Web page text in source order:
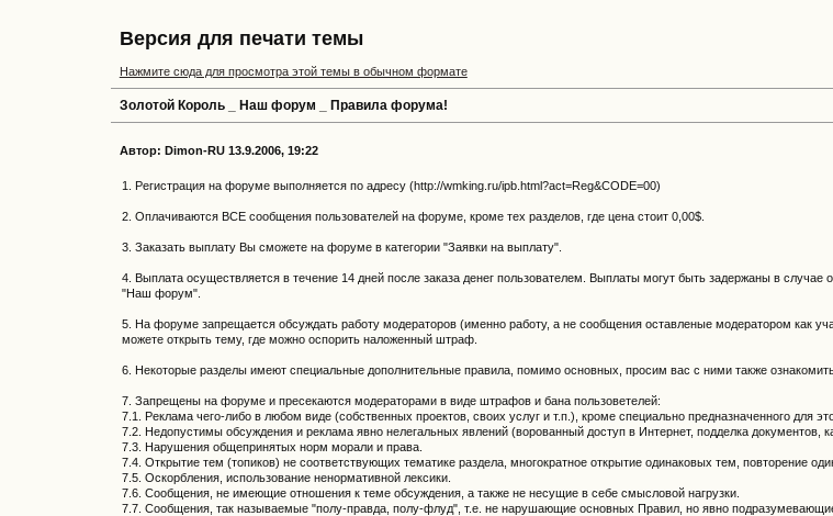
Версия для печати темы
Нажмите сюда для просмотра этой темы в обычном формате
Золотой Король _ Наш форум _ Правила форума!
Автор: Dimon-RU 13.9.2006, 19:22
1. Регистрация на форуме выполняется по адресу (http://wmking.ru/ipb.html?act=Reg&CODE=00)
2. Оплачиваются ВСЕ сообщения пользователей на форуме, кроме тех разделов, где цена стоит 0,00$.
3. Заказать выплату Вы сможете на форуме в категории "Заявки на выплату".
4. Выплата осуществляется в течение 14 дней после заказа денег пользователем. Выплаты могут быть задержаны в
"Наш форум".
5. На форуме запрещается обсуждать работу модераторов (именно работу, а не сообщения оставленые модератором как
можете открыть тему, где можно оспорить наложенный штраф.
6. Некоторые разделы имеют специальные дополнительные правила, помимо основных, просим вас с ними также
7. Запрещены на форуме и пресекаются модераторами в виде штрафов и бана пользоветелей:
7.1. Реклама чего-либо в любом виде (собственных проектов, своих услуг и т.п.), кроме специально предназначенного для
7.2. Недопустимы обсуждения и реклама явно нелегальных явлений (ворованный доступ в Интернет, подделка документов,
7.3. Нарушения общепринятых норм морали и права.
7.4. Открытие тем (топиков) не соответствующих тематике раздела, многократное открытие одинаковых тем, повторение
7.5. Оскорбления, использование ненормативной лексики.
7.6. Сообщения, не имеющие отношения к теме обсуждения, а также не несущие в себе смысловой нагрузки.
7.7. Сообщения, так называемые "полу-правда, полу-флуд", т.е. не нарушающие основных Правил, но явно